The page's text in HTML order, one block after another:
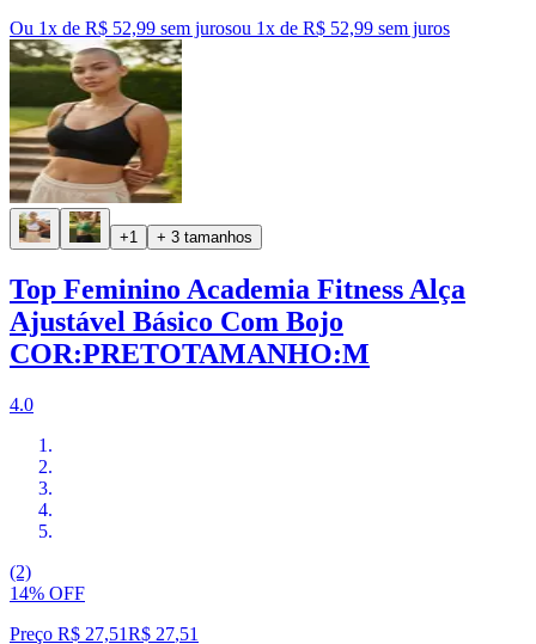
Ou 1x de R$ 52,99 sem jurosou 1x de R$ 52,99 sem juros
+1 + 3 tamanhos
Top Feminino Academia Fitness Alça
Ajustável Básico Com Bojo
COR:PRETOTAMANHO:M
4.0
(2)
14% OFF
Preço R$ 27,51R$ 27,51